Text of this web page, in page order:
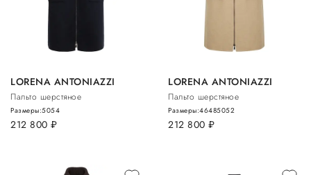
LORENA ANTONIAZZI
Пальто шерстяное
212 800 руб.
Размеры:5054
LORENA ANTONIAZZI
Пальто шерстяное
212 800 руб.
Размеры:46485052